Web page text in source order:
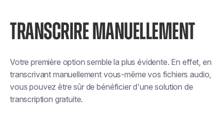
TRANSCRIRE MANUELLEMENT
Votre première option semble la plus évidente. En effet, en
transcrivant manuellement vous-même vos fichiers audio,
vous pouvez être sûr de bénéficier d'une solution de
transcription gratuite.